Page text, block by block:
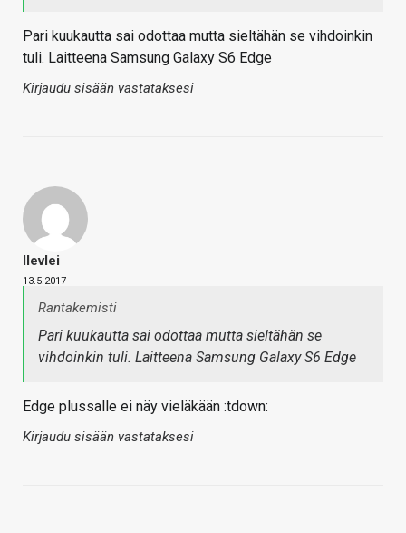
Pari kuukautta sai odottaa mutta sieltähän se vihdoinkin
tuli. Laitteena Samsung Galaxy S6 Edge
Kirjaudu sisään vastataksesi
Ilevlei
13.5.2017
Rantakemisti
Pari kuukautta sai odottaa mutta sieltähän se
vihdoinkin tuli. Laitteena Samsung Galaxy S6 Edge
Edge plussalle ei näy vieläkään :tdown:
Kirjaudu sisään vastataksesi